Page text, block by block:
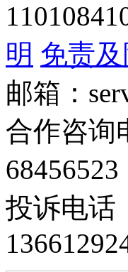
明 免责
邮箱：
合作咨询
投诉电话